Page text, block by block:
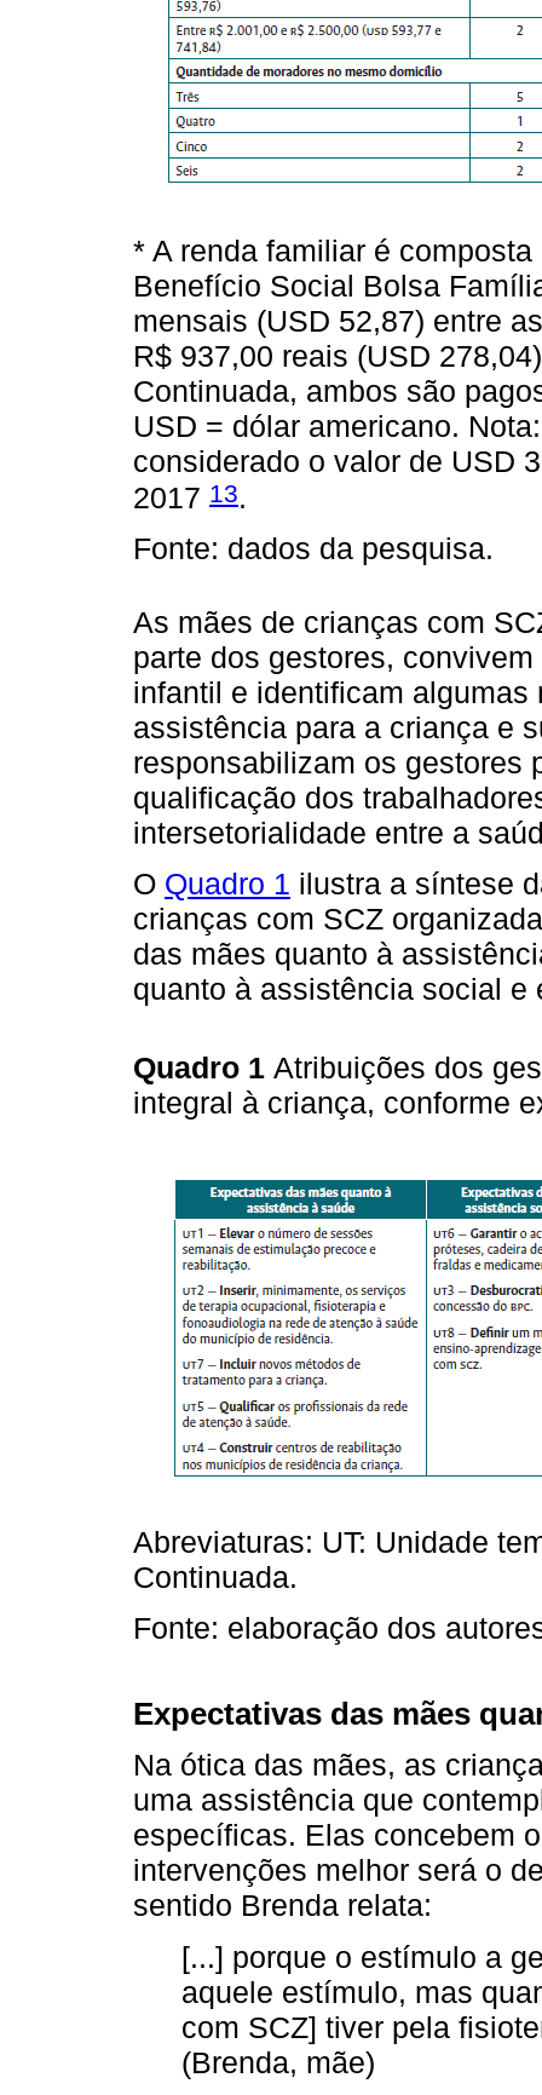
* A renda familiar é
Benefício Social Bolsa
mensais (USD 52,87) entre
R$ 937,00 reais (USD
Continuada, ambos são
USD = dólar americano.
considerado o valor de USD
2017 13.
Fonte: dados da pesquisa.
As mães de crianças com
parte dos gestores,
infantil e identificam
assistência para a criança e
responsabilizam os gestores
qualificação dos
intersetorialidade entre a
O Quadro 1 ilustra a síntese
crianças com SCZ
das mães quanto à
quanto à assistência social e
Quadro 1 Atribuições dos
integral à criança, conforme
Abreviaturas: UT: Unidade
Continuada.
Fonte: elaboração dos
Expectativas das mães
Na ótica das mães, as
uma assistência que
específicas. Elas concebem
intervenções melhor será o
sentido Brenda relata:
[...] porque o estímulo a
aquele estímulo, mas
com SCZ] tiver pela
(Brenda, mãe)